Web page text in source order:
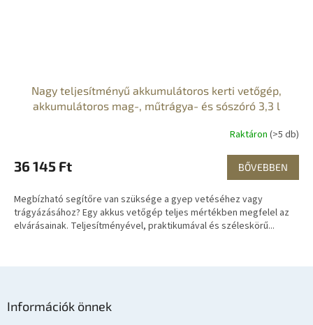
Nagy teljesítményű akkumulátoros kerti vetőgép,
akkumulátoros mag-, műtrágya- és sószóró 3,3 l
Raktáron (>5 db)
36 145 Ft BŐVEBBEN
Megbízható segítőre van szüksége a gyep vetéséhez vagy
trágyázásához? Egy akkus vetőgép teljes mértékben megfelel az
elvárásainak. Teljesítményével, praktikumával és széleskörű...
Információk önnek